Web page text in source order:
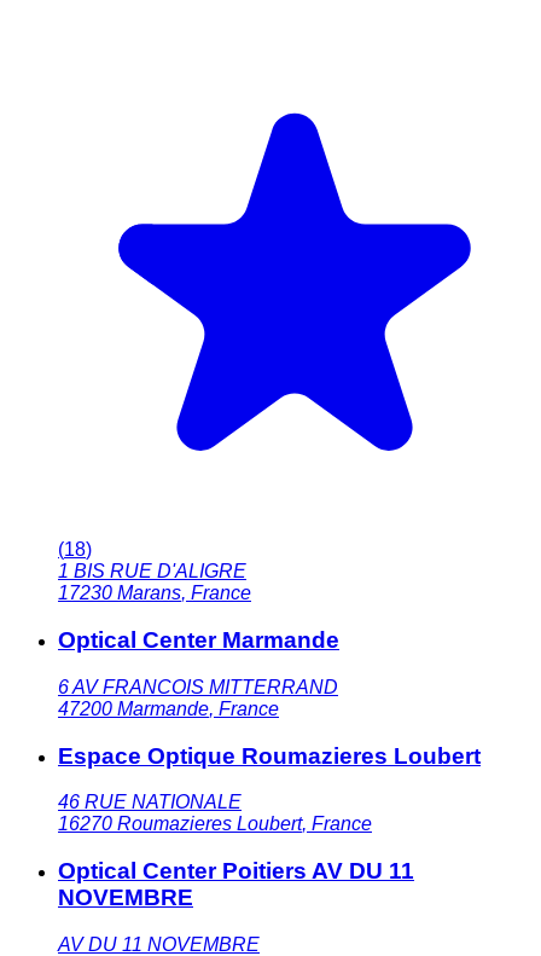
(18)
1 BIS RUE D'ALIGRE
17230 Marans, France
Optical Center Marmande
6 AV FRANCOIS MITTERRAND
47200 Marmande, France
Espace Optique Roumazieres Loubert
46 RUE NATIONALE
16270 Roumazieres Loubert, France
Optical Center Poitiers AV DU 11
NOVEMBRE
AV DU 11 NOVEMBRE